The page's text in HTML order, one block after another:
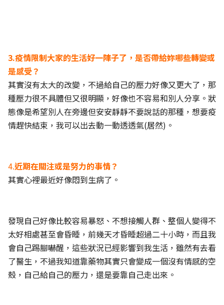
3.疫情限制大家的生活好一陣子了，是否帶給妳哪些轉變或
是感受？
其實沒有太大的改變，不過給自己的壓力好像又更大了，那
種壓力很不具體但又很明顯，好像也不容易和別人分享。狀
態像是希望別人在旁邊但安安靜靜不要說話的那種，想要疫
情趕快結束，我可以出去動一動透透氣(居然)。
4.近期在關注或是努力的事情？
其實心裡最近好像悶到生病了。
發現自己好像比較容易暴怒、不想接觸人群、整個人變得不
太好相處甚至會昏睡，前幾天才昏睡超過二十小時，而且我
會自己踢腳嚇醒，這些狀況已經影響到我生活，雖然有去看
了醫生，不過我知道靠藥物其實只會變成一個沒有情感的空
殼，自己給自己的壓力，還是要靠自己走出來。